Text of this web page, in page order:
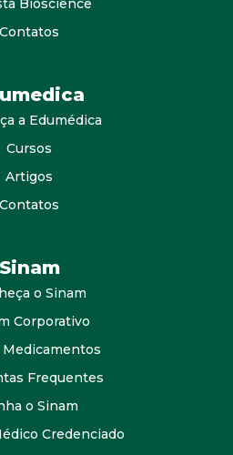
Bioscience
Contatos
a Edumédica
Cursos
Artigos
Contatos
Sinam
o Sinam
Corporativo
Medicamentos
Frequentes
o Sinam
Credenciado